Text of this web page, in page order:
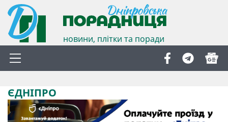
новини, плітки та поради
ЄДНІПРО